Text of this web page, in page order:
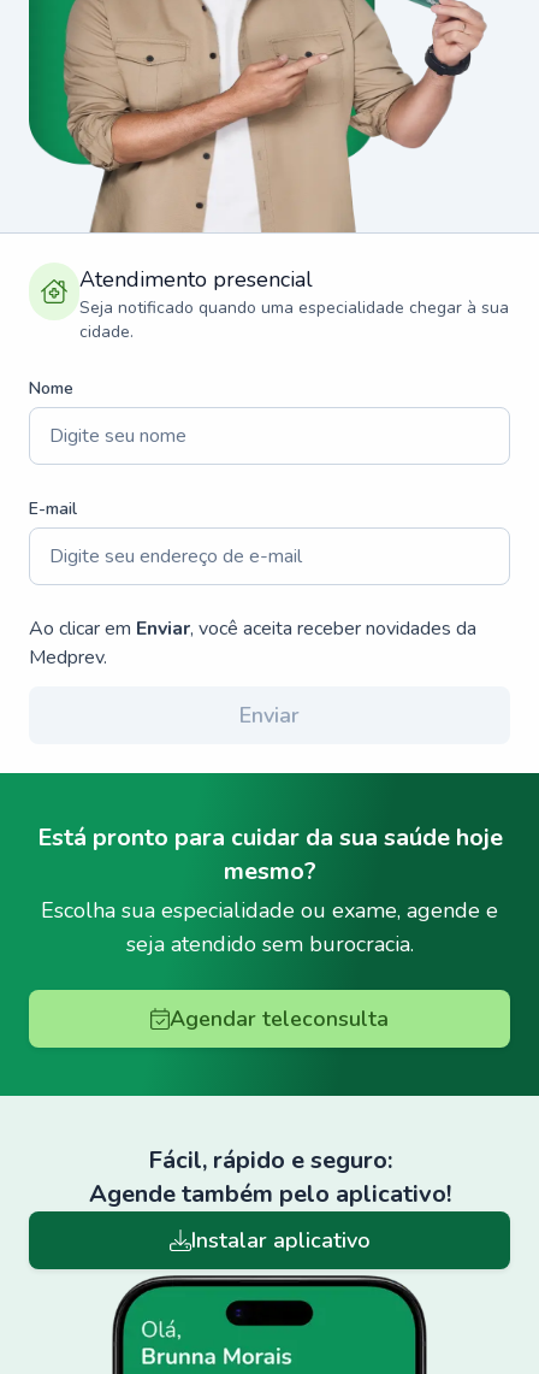
Atendimento presencial
Seja notificado quando uma especialidade chegar à sua
cidade.
Nome
E-mail
Ao clicar em Enviar, você aceita receber novidades da
Medprev.
Enviar
Está pronto para cuidar da sua saúde hoje
mesmo?
Escolha sua especialidade ou exame, agende e
seja atendido sem burocracia.
Agendar teleconsulta
Fácil, rápido e seguro:
Agende também pelo aplicativo!
Instalar aplicativo